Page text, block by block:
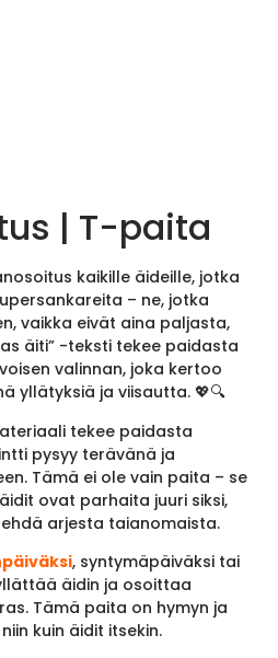
| T-paita
kaikille äideille, jotka
– ne, jotka
vaikka eivät aina paljasta,
äiti” -teksti tekee paidasta
valinnan, joka kertoo
yllätyksiä ja viisautta. 💖🔍
tekee paidasta
pysyy terävänä ja
Tämä ei ole vain paita – se
ovat parhaita juuri siksi,
arjesta taianomaista.
, syntymäpäiväksi tai
äidin ja osoittaa
Tämä paita on hymyn ja
kuin äidit itsekin.